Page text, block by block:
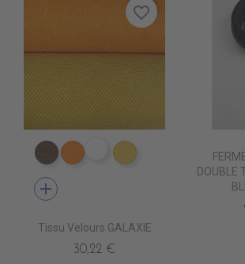
ES1802 MARRON
ES1804 ORANGE
ES1809 VIOLET epuisem
ES1824 JAUNE
add
Tissu Velours GALAXIE
30,22 €
favorite_border
DOUBLE